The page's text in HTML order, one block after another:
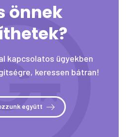
önnek
kapcsolatos ügyekben
keressen bátran!
együtt